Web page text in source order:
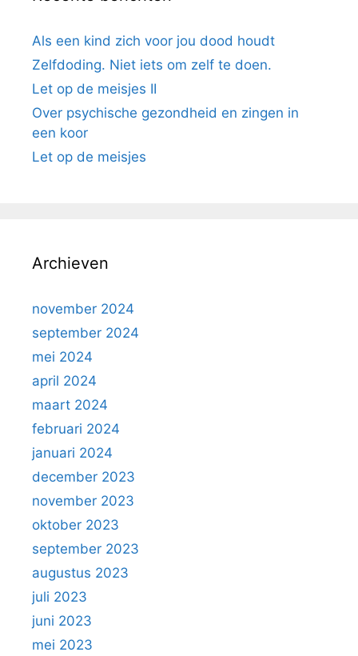
Als een kind zich voor jou dood houdt
Zelfdoding. Niet iets om zelf te doen.
Let op de meisjes II
Over psychische gezondheid en zingen in
een koor
Let op de meisjes
Archieven
november 2024
september 2024
mei 2024
april 2024
maart 2024
februari 2024
januari 2024
december 2023
november 2023
oktober 2023
september 2023
augustus 2023
juli 2023
juni 2023
mei 2023